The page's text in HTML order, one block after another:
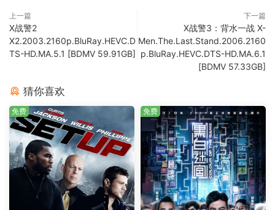
上一篇
X战警2
X2.2003.2160p.BluRay.HEVC.D
TS-HD.MA.5.1 [BDMV 59.91GB]
下一篇
X战警3：背水一战 X-
Men.The.Last.Stand.2006.2160
p.BluRay.HEVC.DTS-HD.MA.6.1
[BDMV 57.33GB]
猜你喜欢
免费 免费